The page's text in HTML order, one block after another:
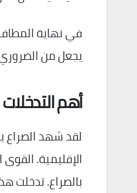
في نهاية
يجعل من
أهم
لقد شهد الصراع
الإقليمية.
بالصراع. تدخلت